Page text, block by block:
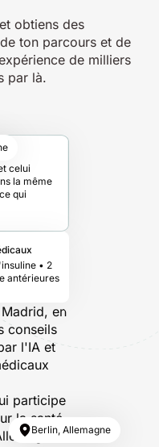
obtiens des
ton parcours et de
de milliers
par là.
celui
la même
qui
• 2
antérieures
Berlin, Allemagne